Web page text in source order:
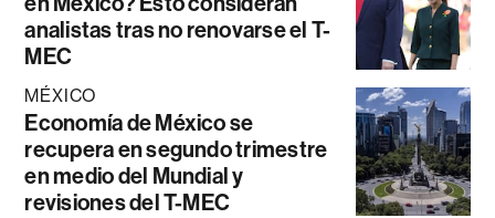
analistas tras no renovarse el T-
MEC
MÉXICO
Economía de México se
recupera en segundo trimestre
en medio del Mundial y
revisiones del T-MEC